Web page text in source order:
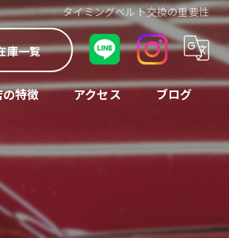
タイミングベルト交換の重要性
庫一覧
特徴 アクセス ブログ
コラム